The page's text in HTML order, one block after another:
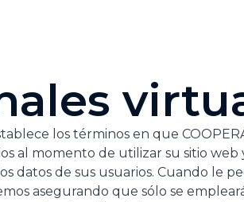
los términos en que
al momento de utilizar su sitio web
datos de sus usuarios. Cuando le
asegurando que sólo se